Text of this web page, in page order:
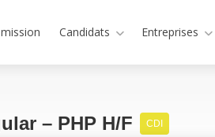
Candidats Entreprises
– PHP H/F CDI